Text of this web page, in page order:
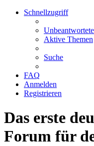
Schnellzugriff
Aktive Themen
Suche
FAQ
Anmelden
Registrieren
Das erste
Forum für